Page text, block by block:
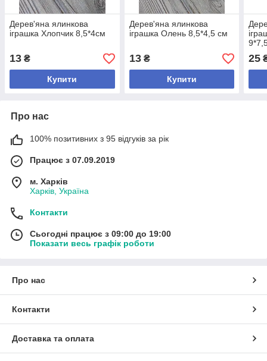
Дерев'яна ялинкова
іграшка Хлопчик 8,5*4см
13 ₴
Купити
Дерев'яна ялинкова
іграшка Олень 8,5*4,5 см
13₴
Купити
25
Про нас
100% позитивних з 95 відгуків за рік
Працює з 07.09.2019
м. Харків
Харків, Україна
Контакти
Сьогодні працює з 09:00 до 19:00
Показати весь графік роботи
Про нас
Контакти
Доставка та оплата